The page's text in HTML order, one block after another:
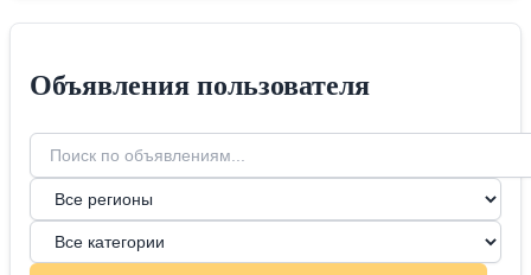
Объявления пользователя